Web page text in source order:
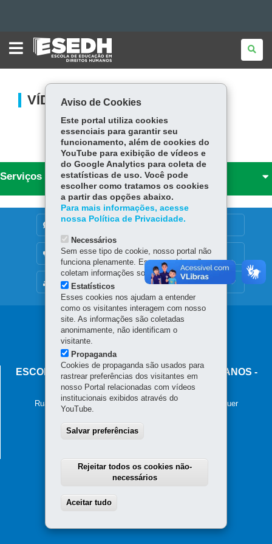
Ir
conteúdo
para
Mapa
ESCOLA
DE
EDUCAÇÃO
EM
HUMANOS
VÍDEOS
Serviços para você!
MAPA DO SITE
OUVIDORIA
Navegação
principal
ESCOLA DE EDUCAÇÃO EM DIREITOS HUMANOS -
ESEDH
Rua Tenente Francisco Ferreira de Souza, nº 766 – Hauer
81630-010
Telefone e Whatsapp: (41) 98812-9620
Horário de atendimento: 8h a 17h
Aviso de Cookies
Este portal utiliza cookies
essenciais para garantir seu
funcionamento, além de cookies do
YouTube para exibição de vídeos e
do Google Analytics para coleta de
estatísticas de uso. Você pode
escolher como tratamos os cookies
a partir das opções abaixo.
Para mais informações, acesse
nossa Política de Privacidade.
Necessários
Sem esse tipo de cookie, nosso portal não
funciona plenamente. Esses cookies não
coletam informações sobre o visitante.
Estatísticos
Esses cookies nos ajudam a entender
como os visitantes interagem com nosso
site. As informações são coletadas
anonimamente, não identificam o
visitante.
Propaganda
Cookies de propaganda são usados para
rastrear preferências dos visitantes em
nosso Portal relacionadas com vídeos
institucionais exibidos através do
YouTube.
Salvar preferências
Rejeitar todos os cookies não-
necessários
Aceitar tudo